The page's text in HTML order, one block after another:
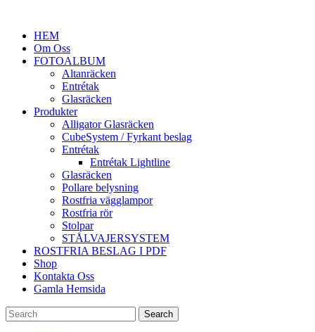
HEM
Om Oss
FOTOALBUM
Altanräcken
Entrétak
Glasräcken
Produkter
Alligator Glasräcken
CubeSystem / Fyrkant beslag
Entrétak
Entrétak Lightline
Glasräcken
Pollare belysning
Rostfria vägglampor
Rostfria rör
Stolpar
STÅLVAJERSYSTEM
ROSTFRIA BESLAG I PDF
Shop
Kontakta Oss
Gamla Hemsida